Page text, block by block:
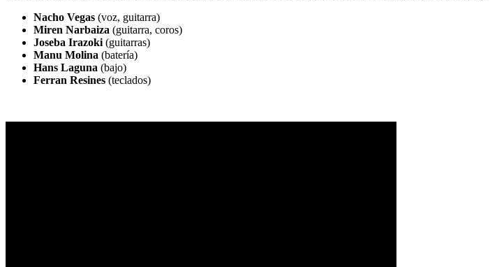
Nacho Vegas (voz, guitarra)
Miren Narbaiza (guitarra, coros)
Joseba Irazoki (guitarras)
Manu Molina (batería)
Hans Laguna (bajo)
Ferran Resines (teclados)